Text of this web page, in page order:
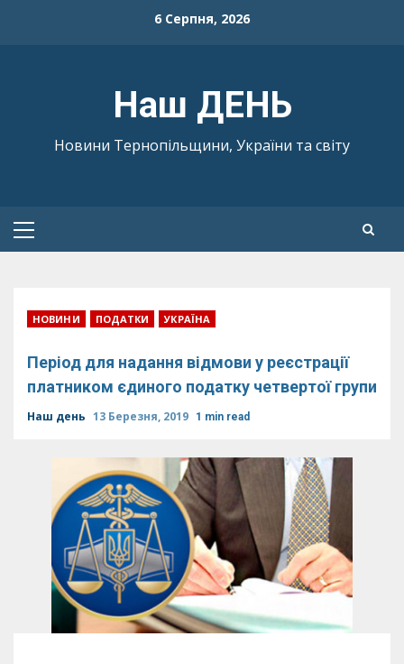
6 Серпня, 2026
Наш ДЕНЬ
Новини Тернопільщини, України та світу
Primary
НОВИНИ ПОДАТКИ УКРАЇНА
Період для надання відмови у реєстрації
платником єдиного податку четвертої групи
Наш день 13 Березня, 2019 1 min read